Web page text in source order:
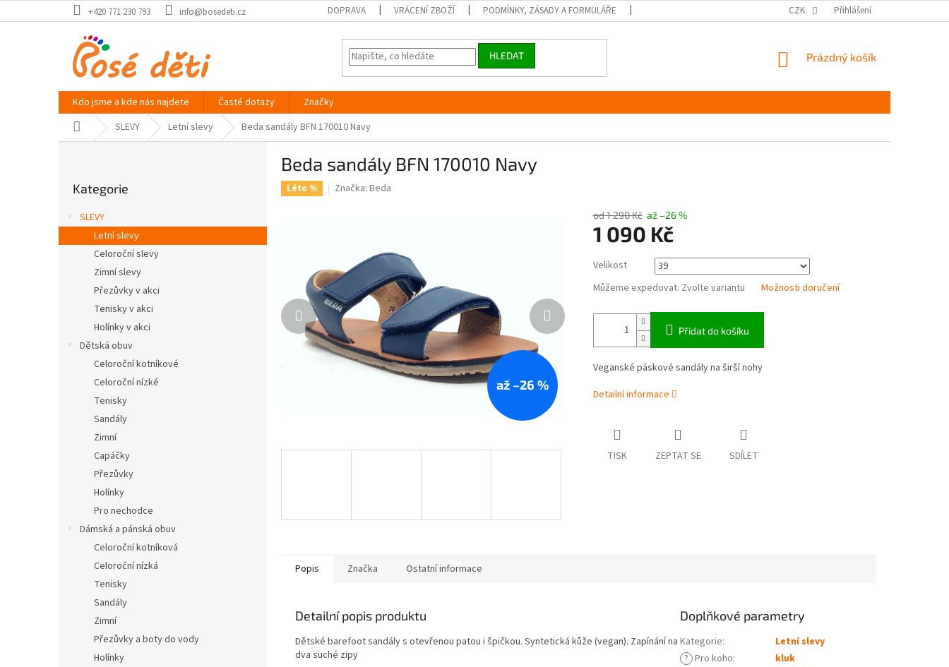
na
+420 771 230 793 info@bosedeti.cz DOPRAVA VRÁCENÍ ZBOŽÍ PODMÍNKY, ZÁSADY A FORMULÁŘE JAK PEČOVAT O OBUV
CZK Přihlášení
HLEDAT
NÁKUPNÍ
Prázdný košík
Kdo jsme a kde nás najdete Časté dotazy
Značky
Domů SLEVY Letní slevy Beda sandály BFN 170010 Navy
a
n
kategorie
Kategorie
SLEVY
Letní slevy
Celoroční slevy
Zimní slevy
Přezůvky v akci
Tenisky v akci
Holínky v akci
Dětská obuv
Celoroční kotníkové
Celoroční nízké
Tenisky
Sandály
Zimní
Capáčky
Přezůvky
Holínky
Pro nechodce
Dámská a pánská obuv
Celoroční kotníková
Celoroční nízká
Tenisky
Sandály
Zimní
Přezůvky a boty do vody
Holínky
Beda sandály BFN 170010 Navy
Léto % Značka: Beda
až –26 %
od 1 290 Kč až –26 %
1 090 Kč
cena:
Velikost
Můžeme expedovat: Zvolte variantu Možnosti doručení
Přidat do košíku
Veganské páskové sandály na širší nohy
Detailní informace
TISK ZEPTAT SE SDÍLET
Popis Značka Ostatní informace
Detailní popis produktu
Dětské barefoot sandály s otevřenou patou i špičkou. Syntetická kůže (vegan). Zapínání na
dva suché zipy
Doplňkové parametry
Kategorie:
Letní slevy
? Pro koho:
kluk